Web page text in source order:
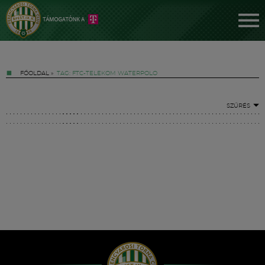
FŐOLDAL » TAG: FTC-TELEKOM WATERPOLO
SZŰRÉS
Hírek